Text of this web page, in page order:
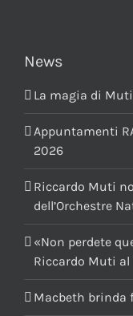
News
La magia di
Appuntamenti
2026
Riccardo Muti
dell’Orchestre
«Non perdete
Riccardo Muti al
Macbeth brinda